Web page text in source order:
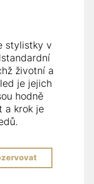
stylistky v
životní a
je jejich
hodně
a krok je